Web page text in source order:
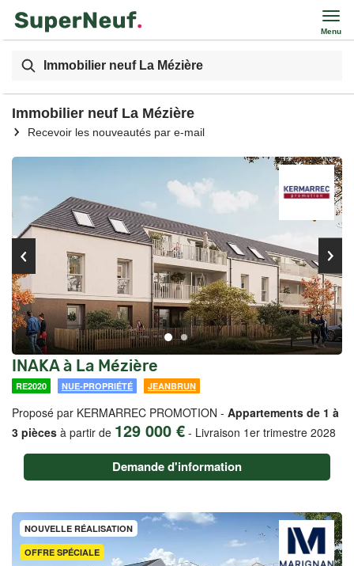
Menu
Immobilier neuf La Mézière
Immobilier neuf La Mézière
Recevoir les nouveautés par e-mail
INAKA à La Mézière
RE2020 NUE-PROPRIÉTÉ JEANBRUN
Proposé par KERMARREC PROMOTION - Appartements de 1 à
3 pièces à partir de 129 000 € - Livraison 1er trimestre 2028
Demande d'information
OFFRE SPÉCIALE
NOUVELLE RÉALISATION